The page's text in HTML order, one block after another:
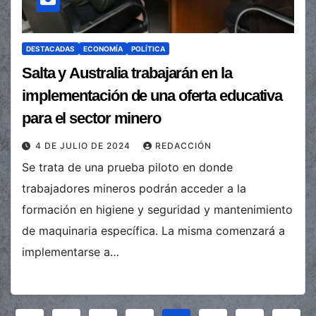
DESTACADAS ECONOMÍA POLÍTICA
Salta y Australia trabajarán en la
implementación de una oferta educativa
para el sector minero
4 DE JULIO DE 2024 REDACCIÓN
Se trata de una prueba piloto en donde
trabajadores mineros podrán acceder a la
formación en higiene y seguridad y mantenimiento
de maquinaria específica. La misma comenzará a
implementarse a…